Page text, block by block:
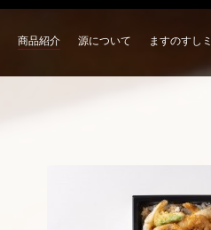
商品紹介 源について ますのすし